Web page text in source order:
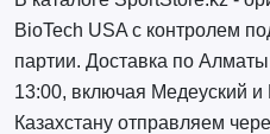
BioTech USA с контролем
партии. Доставка по
13:00, включая Медеуский
Казахстану отправляем